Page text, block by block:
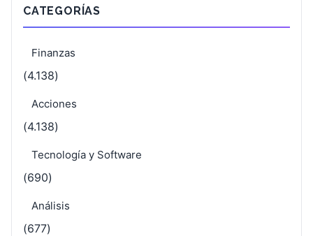
CATEGORÍAS
Finanzas
(4.138)
Acciones
(4.138)
Tecnología y Software
(690)
Análisis
(677)